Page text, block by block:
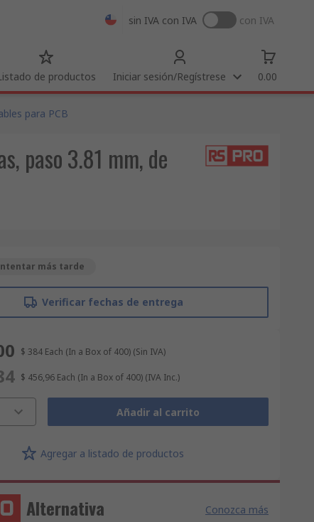
sin IVA con IVA con IVA
de productos Iniciar sesión/Regístrese 0.00
para PCB
paso 3.81 mm, de
más tarde
Verificar fechas de entrega
$ 384 Each (In a Box of 400) (Sin IVA)
$ 456,96 Each (In a Box of 400) (IVA Inc.)
Añadir al carrito
Agregar a listado de productos
Alternativa Conozca más